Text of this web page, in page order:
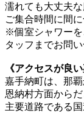
濡れても大丈夫
ご集合時間に間
※個室シャワーを
タッフまでお問
《アクセスが良
嘉手納町は、那覇
恩納村方面から
主要道路である